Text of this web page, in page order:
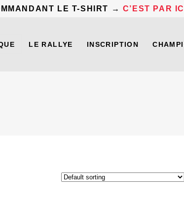
LE T-SHIRT → C’EST PAR ICI
LE RALLYE INSCRIPTION